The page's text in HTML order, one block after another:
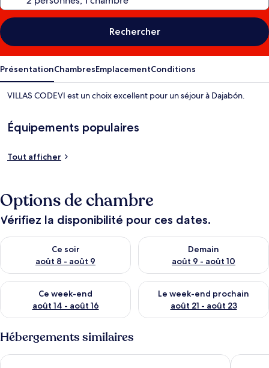
Rechercher
PrésentationChambresEmplacementConditions
VILLAS CODEVI est un choix excellent pour un séjour à Dajabón.
Équipements populaires
Tout afficher
Options de chambre
Vérifiez la disponibilité pour ces dates.
Ce soir
août 8 - août 9
Vérifier la disponibilité pour ce soir août 8 - août 9
Demain
août 9 - août 10
Vérifier la disponibilité pour
Ce week-end
août 14 - août 16
Vérifier la disponibilité pour ce week-end août 14 - août 16
Le week-end prochain
août 21 - août 23
Vérifier la disponibilité pour
Hébergements similaires
Super 8 By Wyndham Manzanillo Luxury